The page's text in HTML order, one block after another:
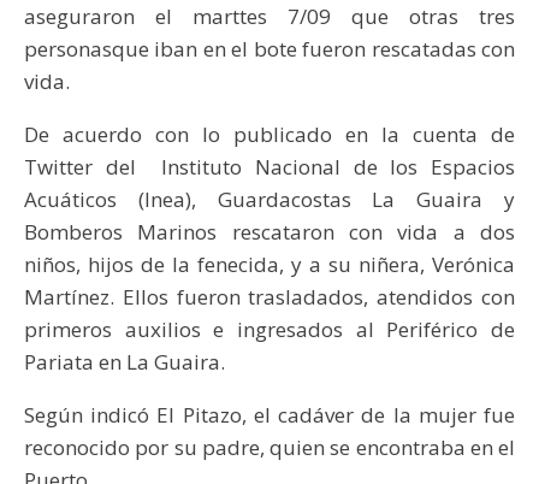
aseguraron el marttes 7/09 que otras tres
personasque iban en el bote fueron rescatadas con
vida.
De acuerdo con lo publicado en la cuenta de
Twitter del Instituto Nacional de los Espacios
Acuáticos (Inea), Guardacostas La Guaira y
Bomberos Marinos rescataron con vida a dos
niños, hijos de la fenecida, y a su niñera, Verónica
Martínez. Ellos fueron trasladados, atendidos con
primeros auxilios e ingresados al Periférico de
Pariata en La Guaira.
Según indicó El Pitazo, el cadáver de la mujer fue
reconocido por su padre, quien se encontraba en el